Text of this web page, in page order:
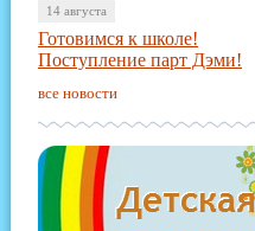
14 августа
Готовимся к школе!
Поступление парт Дэми!
все новости